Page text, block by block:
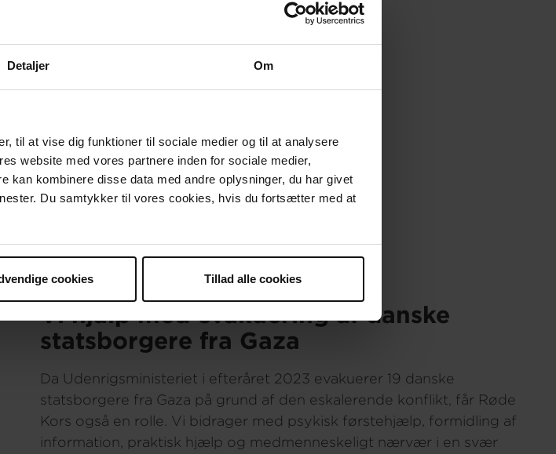
Detaljer Om
til at vise dig funktioner til sociale medier og til at analysere
website med vores partnere inden for sociale medier,
kan kombinere disse data med andre oplysninger, du har givet
Du samtykker til vores cookies, hvis du fortsætter med at
cookies Tillad alle cookies
Vi hjalp med evakuering af danske
statsborgere fra Gaza
Da Udenrigsministeriet i efteråret 2023 evakuerer 19 danske
statsborgere fra Gaza på grund af den eskalerende konflikt, får Røde
Kors også en rolle. Vi bidrager med psykisk førstehjælp, formidling af
information, praktisk hjælp og medmenneskeligt nærvær i en svær